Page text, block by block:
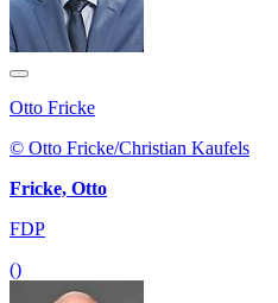
Otto Fricke
© Otto Fricke/Christian Kaufels
Fricke, Otto
FDP
()